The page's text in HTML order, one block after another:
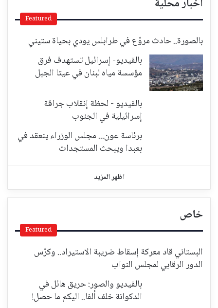
Featured
بالصورة.. حادث مروّع في طرابلس يودي بحياة ستيني
بالفيديو- إسرائيل تستهدف فرق
مؤسسة مياه لبنان في عيتا الجبل
بالفيديو - لحظة إنقلاب جراقة
إسرائيلية في الجنوب
برئاسة عون... مجلس الوزراء ينعقد في
بعبدا ويبحث المستجدات
اظهر المزيد
خاص
Featured
البستاني قاد معركة إسقاط ضريبة الاستيراد.. وكرّس
الدور الرقابي لمجلس النواب
بالفيديو والصور: حريق هائل في
الدكوانة خلف ألفا.. اليكم ما حصل!